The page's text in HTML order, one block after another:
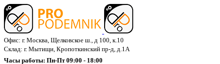
Офис: г. Москва, Щелковское ш., д 100, к.10
Склад: г. Мытищи, Кропоткинский пр-д, д.1А
Часы работы: Пн-Пт 09:00 - 18:00